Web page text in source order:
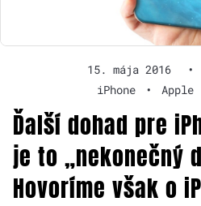
15. mája 2016 •
iPhone
• Apple
Ďalší dohad pre
je to „nekonečný
Hovoríme však o